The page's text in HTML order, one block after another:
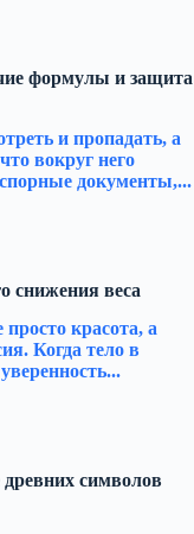
формулы и защита
и пропадать, а
вокруг него
документы,...
снижения веса
красота, а
Когда тело в
древних символов